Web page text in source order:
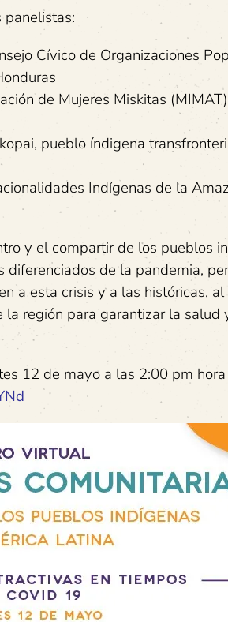
panelistas:
Cívico de Organizaciones
de Mujeres Miskitas
pueblo índigena
Indígenas de la
y el compartir de los pueblos
de la pandemia,
a esta crisis y a las históricas,
región para garantizar la salud
12 de mayo a las 2:00 pm hora